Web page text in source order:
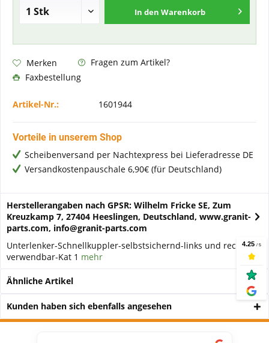
In den Warenkorb
Merken
Fragen zum Artikel?
Faxbestellung
Artikel-Nr.: 1601944
Vorteile in unserem Shop
Scheibenversand per Nachtexpress bei Lieferadresse DE
Versandkostenpauschale 6,90€ (für Deutschland)
Herstellerangaben nach GPSR: Wilhelm Fricke SE, Zum
Kreuzkamp 7, 27404 Heeslingen, Deutschland, www.granit-
parts.com, info@granit-parts.com
Unterlenker-Schnellkuppler-selbstsichernd-links und rechts
verwendbar-Kat 1 mehr
Ähnliche Artikel
Kunden haben sich ebenfalls angesehen